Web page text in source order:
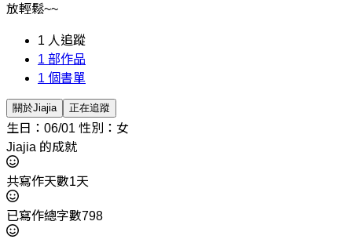
放輕鬆~~
1 人追蹤
1 部作品
1 個書單
關於Jiajia 正在追蹤
生日：06/01 性別：女
Jiajia 的成就
共寫作天數1天
已寫作總字數798